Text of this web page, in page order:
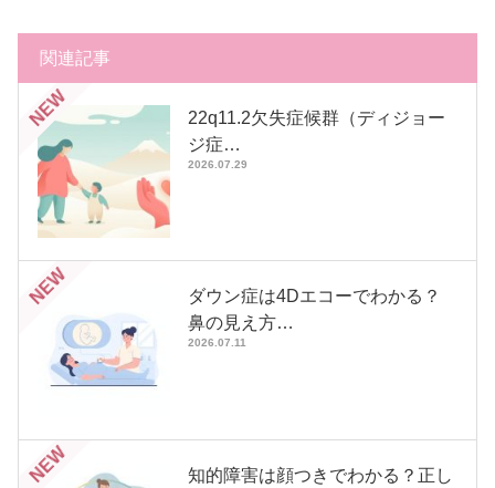
関連記事
NEW
22q11.2欠失症候群（ディジョー
ジ症…
2026.07.29
NEW
ダウン症は4Dエコーでわかる？
鼻の見え方…
2026.07.11
NEW
知的障害は顔つきでわかる？正し